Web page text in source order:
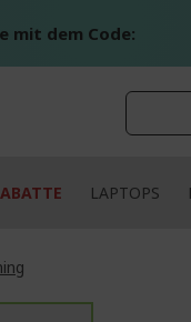
mit dem Code:
LAPTOPS